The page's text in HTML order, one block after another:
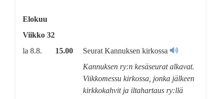
Elokuu
Viikko 32
la 8.8.
15.00
Seurat Kannuksen kirkossa
Kannuksen ry:n kesäseurat alkavat.
Viikkomessu kirkossa, jonka jälkeen
kirkkokahvit ja iltahartaus ry:llä